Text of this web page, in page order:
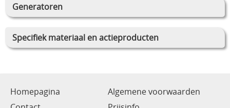
Generatoren
Specifiek materiaal en actieproducten
Homepagina
Algemene voorwaarden